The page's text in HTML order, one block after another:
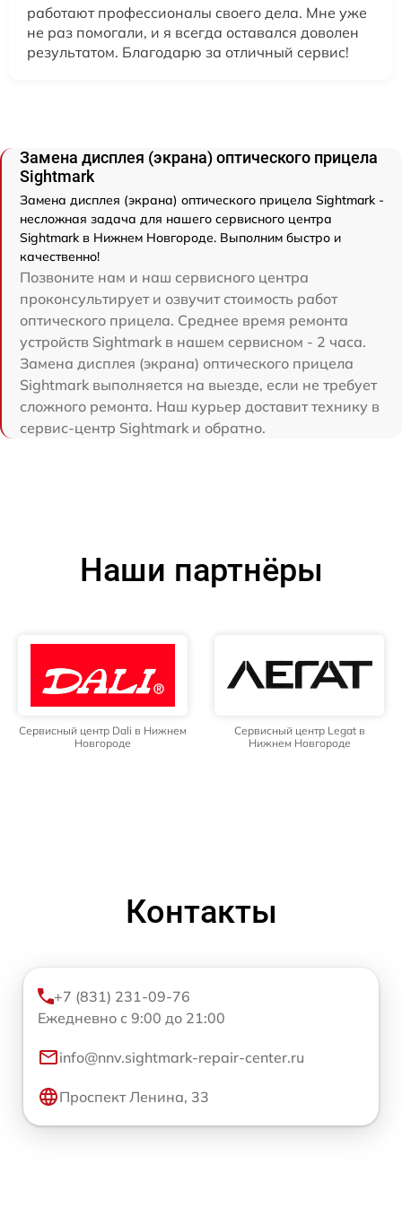
работают профессионалы своего дела. Мне уже
не раз помогали, и я всегда оставался доволен
результатом. Благодарю за отличный сервис!
Замена дисплея (экрана) оптического прицела
Sightmark
Замена дисплея (экрана) оптического прицела Sightmark -
несложная задача для нашего сервисного центра
Sightmark в Нижнем Новгороде. Выполним быстро и
качественно!
Позвоните нам и наш сервисного центра
проконсультирует и озвучит стоимость работ
оптического прицела. Среднее время ремонта
устройств Sightmark в нашем сервисном - 2 часа.
Замена дисплея (экрана) оптического прицела
Sightmark выполняется на выезде, если не требует
сложного ремонта. Наш курьер доставит технику в
сервис-центр Sightmark и обратно.
Наши партнёры
Сервисный центр Dali в Нижнем
Новгороде
Сервисный центр Legat в
Нижнем Новгороде
Контакты
+7 (831) 231-09-76
Ежедневно с 9:00 до 21:00
info@nnv.sightmark-repair-center.ru
Проспект Ленина, 33